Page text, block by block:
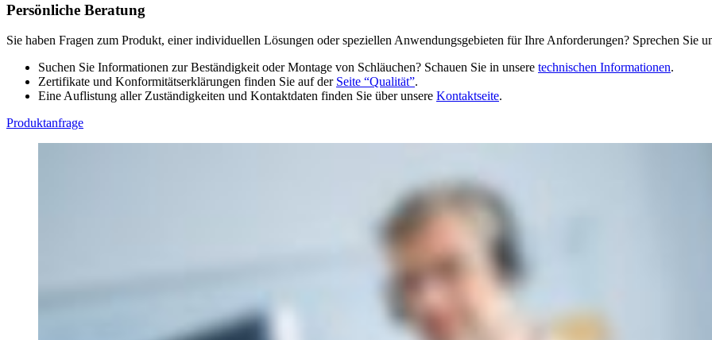
Persönliche Beratung
Sie haben Fragen zum Produkt, einer individuellen Lösungen oder speziellen Anwendungsgebieten für Ihre Anforderungen? Sprechen Sie
Suchen Sie Informationen zur Beständigkeit oder Montage von Schläuchen? Schauen Sie in unsere technischen Informationen.
Zertifikate und Konformitätserklärungen finden Sie auf der Seite “Qualität”.
Eine Auflistung aller Zuständigkeiten und Kontaktdaten finden Sie über unsere Kontaktseite.
Produktanfrage